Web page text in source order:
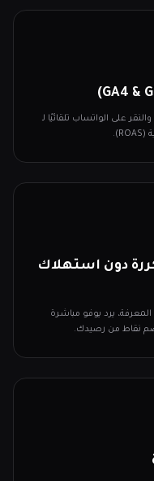
على الواتساب تلقائيًا لـ
دون استهلاك
يرد يوفو مباشرة
نقاط من رصيدك.